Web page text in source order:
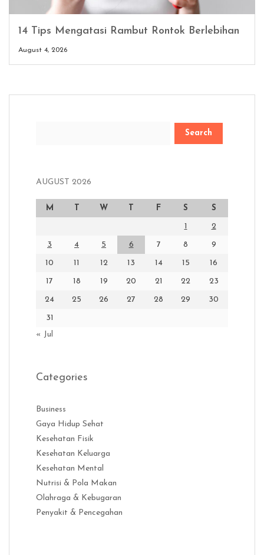
14 Tips Mengatasi Rambut Rontok Berlebihan
August 4, 2026
AUGUST 2026
M T W T F S S
1 2
3 4 5 6 7 8 9
10 11 12 13 14 15 16
17 18 19 20 21 22 23
24 25 26 27 28 29 30
31
« Jul
Categories
Business
Gaya Hidup Sehat
Kesehatan Fisik
Kesehatan Keluarga
Kesehatan Mental
Nutrisi & Pola Makan
Olahraga & Kebugaran
Penyakit & Pencegahan